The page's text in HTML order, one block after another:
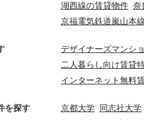
湖西線の賃貸物件 奈
京福電気鉄道嵐山本
デザイナーズマンシ
二人暮らし向け賃貸
インターネット無料
を探す 京都大学 同志社大学